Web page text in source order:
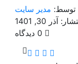
مدیر سایت
1401